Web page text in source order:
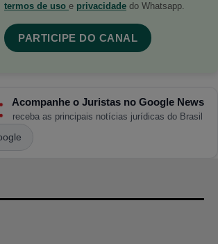
termos de uso e privacidade do Whatsapp.
PARTICIPE DO CANAL
Acompanhe o Juristas no Google News
receba as principais notícias jurídicas do Brasil